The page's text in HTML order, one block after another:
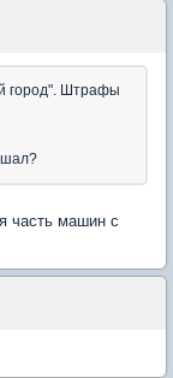
город". Штрафы
часть машин с